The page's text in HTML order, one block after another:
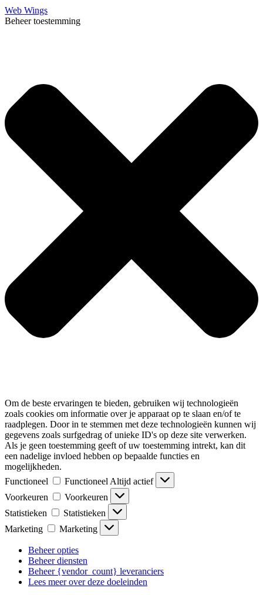
Web Wings
Beheer toestemming
Om de beste ervaringen te bieden, gebruiken wij technologieën
zoals cookies om informatie over je apparaat op te slaan en/of te
raadplegen. Door in te stemmen met deze technologieën kunnen wij
gegevens zoals surfgedrag of unieke ID's op deze site verwerken.
Als je geen toestemming geeft of uw toestemming intrekt, kan dit
een nadelige invloed hebben op bepaalde functies en
mogelijkheden.
Functioneel
Functioneel Altijd actief
Voorkeuren
Voorkeuren
Statistieken
Statistieken
Marketing
Marketing
Beheer opties
Beheer diensten
Beheer {vendor_count} leveranciers
Lees meer over deze doeleinden